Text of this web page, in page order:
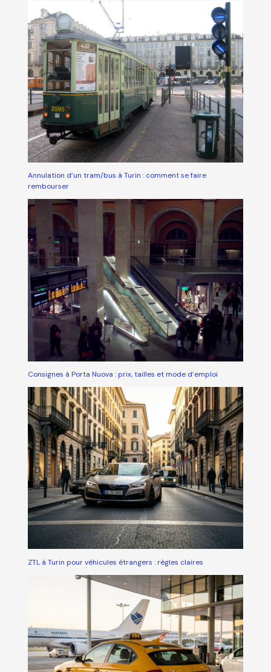
Annulation d’un tram/bus à Turin : comment se faire
rembourser
Consignes à Porta Nuova : prix, tailles et mode d’emploi
ZTL à Turin pour véhicules étrangers : règles claires